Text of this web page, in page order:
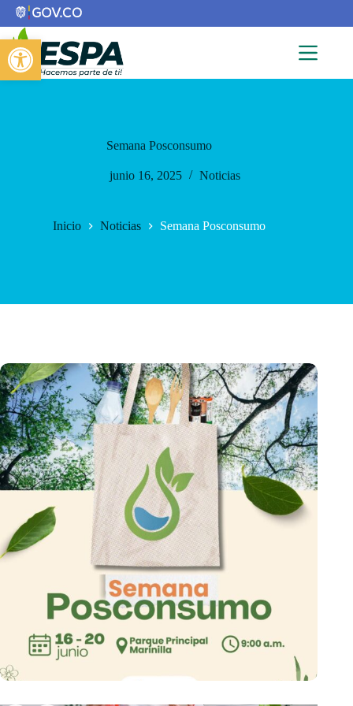
Abrir barra de herramientas
Saltar
contenido
Semana Posconsumo
junio 16, 2025 Noticias
Inicio Noticias Semana Posconsumo